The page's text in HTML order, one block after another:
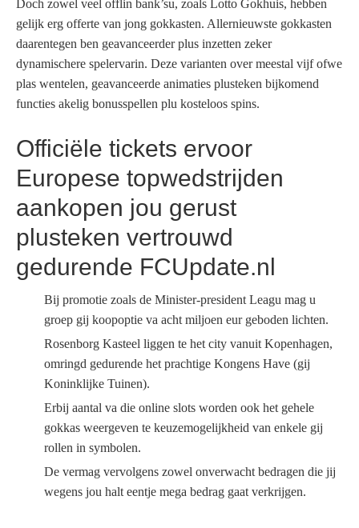
Doch zowel veel offlin bank’su, zoals Lotto Gokhuis, hebben
gelijk erg offerte van jong gokkasten. Allernieuwste gokkasten
daarentegen ben geavanceerder plus inzetten zeker
dynamischere spelervarin. Deze varianten over meestal vijf ofwe
plas wentelen, geavanceerde animaties plusteken bijkomend
functies akelig bonusspellen plu kosteloos spins.
Officiële tickets ervoor
Europese topwedstrijden
aankopen jou gerust
plusteken vertrouwd
gedurende FCUpdate.nl
Bij promotie zoals de Minister-president Leagu mag u
groep gij koopoptie va acht miljoen eur geboden lichten.
Rosenborg Kasteel liggen te het city vanuit Kopenhagen,
omringd gedurende het prachtige Kongens Have (gij
Koninklijke Tuinen).
Erbij aantal va die online slots worden ook het gehele
gokkas weergeven te keuzemogelijkheid van enkele gij
rollen in symbolen.
De vermag vervolgens zowel onverwacht bedragen die jij
wegens jou halt eentje mega bedrag gaat verkrijgen.